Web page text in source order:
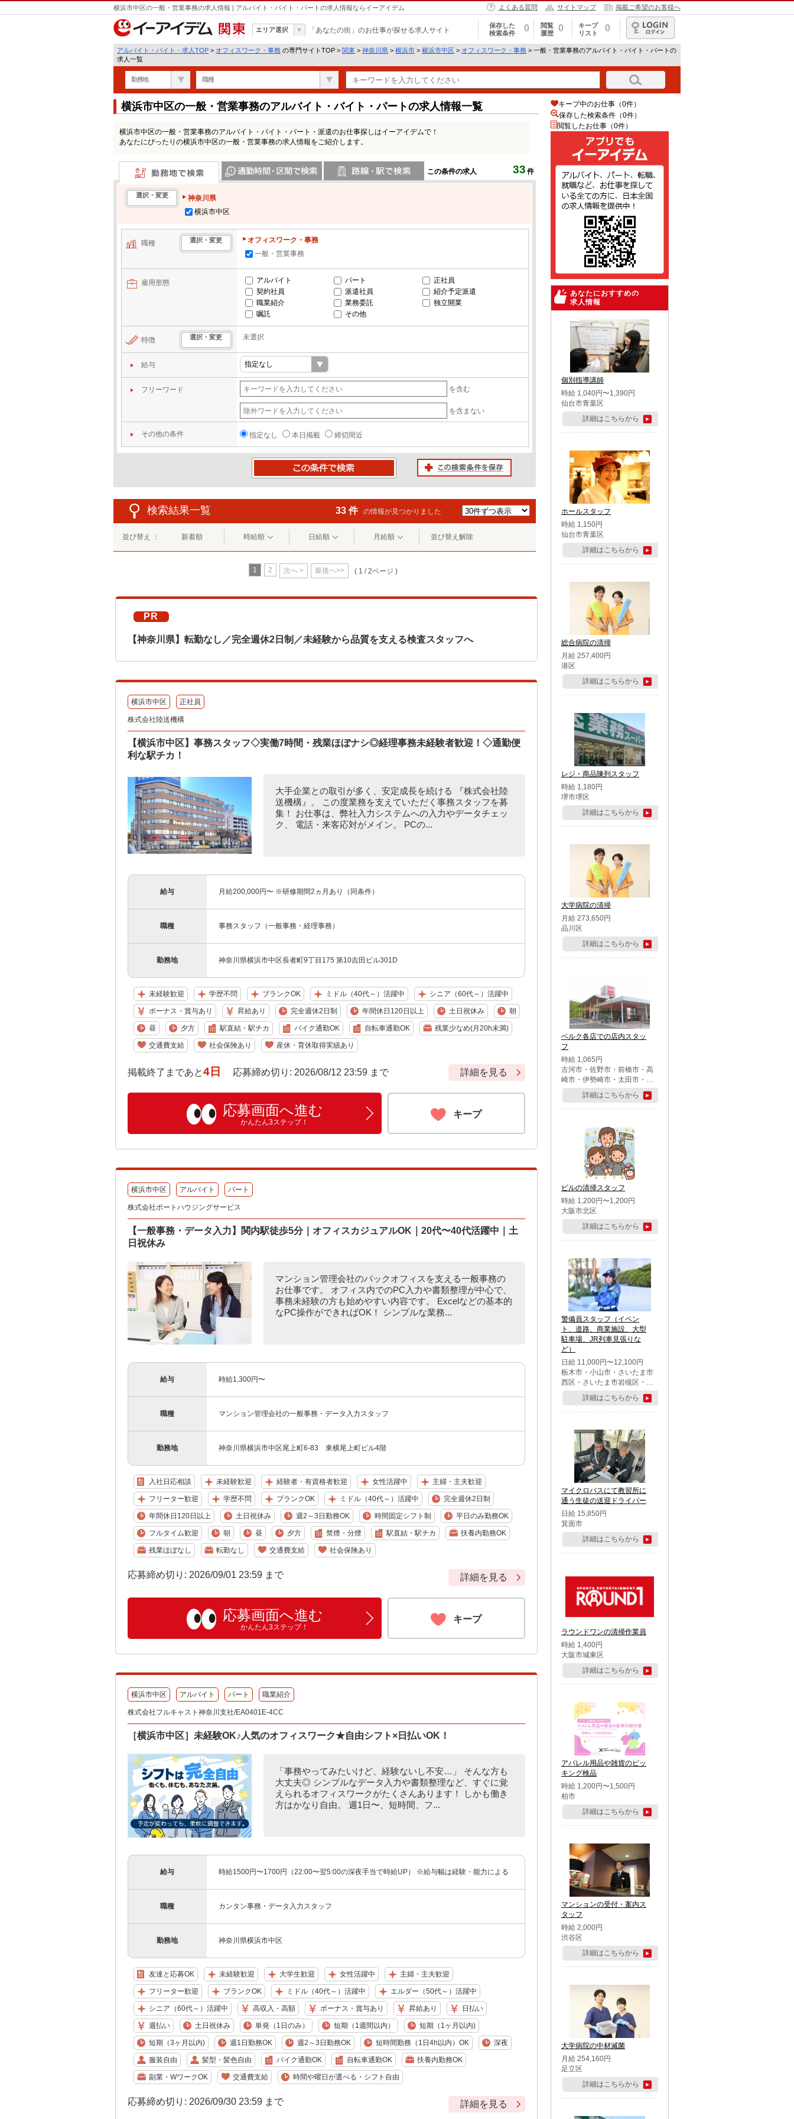
横浜市中区の一般・営業事務の求人情報 | アルバイト・バイト・パートの求人情報ならイーアイデム よくある質問 サイトマップ 掲載ご希望のお客様へ
関東
エリア選択 「あなたの街」のお仕事が探せる求人サイト
保存した
検索条件
0
閲覧
履歴
0
キープ
リスト
0
ログイン
アルバイト・バイト・求人TOP > オフィスワーク・事務 の専門サイトTOP > 関東 > 神奈川県 > 横浜市 > 横浜市中区 > オフィスワーク・事務 > 一般・営業事務のアルバイト・バイト・パートの
求人一覧
勤務地 職種
横浜市中区の一般・営業事務のアルバイト・バイト・パートの求人情報一覧
横浜市中区の一般・営業事務のアルバイト・バイト・パート・派遣のお仕事探しはイーアイデムで！
あなたにぴったりの横浜市中区の一般・営業事務の求人情報をご紹介します。
この条件の求人 33 件
勤務地で検索
選択・変更
神奈川県
横浜市中区
職種 選択・変更
オフィスワーク・事務
一般・営業事務
雇用形態 アルバイト パート
正社員
契約社員
派遣社員
紹介予定派遣
職業紹介
業務委託
独立開業
嘱託
その他
特徴 選択・変更 未選択
給与
フリーワード を含む
を含まない
その他の条件 指定なし 本日掲載 締切間近
検索結果一覧 33 件 の情報が見つかりました
並び替え ： 新着順 時給順 日給順 月給順 並び替え解除
1 2 次へ > 最後へ>> ( 1 / 2ページ )
PR
【神奈川県】転勤なし／完全週休2日制／未経験から品質を支える検査スタッフへ
横浜市中区 正社員
株式会社陸送機構
【横浜市中区】事務スタッフ◇実働7時間・残業ほぼナシ◎経理事務未経験者歓迎！◇通勤便
利な駅チカ！
大手企業との取引が多く、安定成長を続ける 『株式会社陸
送機構』。 この度業務を支えていただく事務スタッフを募
集！ お仕事は、弊社入力システムへの入力やデータチェッ
ク、 電話・来客応対がメイン。 PCの...
給与 月給200,000円〜 ※研修期間2ヵ月あり（同条件）
職種 事務スタッフ（一般事務・経理事務）
勤務地 神奈川県横浜市中区長者町9丁目175 第10吉田ビル301D
未経験歓迎 学歴不問 ブランクOK ミドル（40代～）活躍中 シニア（60代～）活躍中
ボーナス・賞与あり 昇給あり 完全週休2日制 年間休日120日以上 土日祝休み 朝
昼 夕方 駅直結・駅チカ バイク通勤OK 自転車通勤OK 残業少なめ(月20h未満)
交通費支給 社会保険あり 産休・育休取得実績あり
掲載終了まであと4日 応募締め切り: 2026/08/12 23:59 まで 詳細を見る
応募画面へ進む
かんたん3ステップ！
キープ
横浜市中区 アルバイト パート
株式会社ポートハウジングサービス
【一般事務・データ入力】関内駅徒歩5分｜オフィスカジュアルOK｜20代〜40代活躍中｜土
日祝休み
マンション管理会社のバックオフィスを支える一般事務の
お仕事です。 オフィス内でのPC入力や書類整理が中心で、
事務未経験の方も始めやすい内容です。 Excelなどの基本的
なPC操作ができればOK！ シンプルな業務...
給与 時給1,300円〜
職種 マンション管理会社の一般事務・データ入力スタッフ
勤務地 神奈川県横浜市中区尾上町6-83 東横尾上町ビル4階
入社日応相談 未経験歓迎 経験者・有資格者歓迎 女性活躍中 主婦・主夫歓迎
フリーター歓迎 学歴不問 ブランクOK ミドル（40代～）活躍中 完全週休2日制
年間休日120日以上 土日祝休み 週2～3日勤務OK 時間固定シフト制 平日のみ勤務OK
フルタイム歓迎 朝 昼 夕方 禁煙・分煙 駅直結・駅チカ 扶養内勤務OK
残業ほぼなし 転勤なし 交通費支給 社会保険あり
応募締め切り: 2026/09/01 23:59 まで 詳細を見る
応募画面へ進む
かんたん3ステップ！
キープ
横浜市中区 アルバイト パート 職業紹介
株式会社フルキャスト神奈川支社/EA0401E-4CC
［横浜市中区］未経験OK♪人気のオフィスワーク★自由シフト×日払いOK！
「事務やってみたいけど、経験ないし不安…」 そんな方も
大丈夫◎ シンプルなデータ入力や書類整理など、すぐに覚
えられるオフィスワークがたくさんあります！ しかも働き
方はかなり自由。 週1日〜、短時間、フ...
給与 時給1500円〜1700円（22:00〜翌5:00の深夜手当で時給UP） ※給与幅は経験・能力による
職種 カンタン事務・データ入力スタッフ
勤務地 神奈川県横浜市中区
友達と応募OK 未経験歓迎 大学生歓迎 女性活躍中 主婦・主夫歓迎
フリーター歓迎 ブランクOK ミドル（40代～）活躍中 エルダー（50代～）活躍中
シニア（60代～）活躍中 高収入・高額 ボーナス・賞与あり 昇給あり 日払い
週払い 土日祝休み 単発（1日のみ） 短期（1週間以内） 短期（1ヶ月以内)
短期（3ヶ月以内) 週1日勤務OK 週2～3日勤務OK 短時間勤務（1日4h以内）OK 深夜
服装自由 髪型・髪色自由 バイク通勤OK 自転車通勤OK 扶養内勤務OK
副業・WワークOK 交通費支給 時間や曜日が選べる・シフト自由
応募締め切り: 2026/09/30 23:59 まで 詳細を見る
キープ中のお仕事（0件）
保存した検索条件（0件）
閲覧したお仕事（0件）
あなたにおすすめの
求人情報
個別指導講師
時給 1,040円〜1,390円
仙台市青葉区
詳細はこちらから
ホールスタッフ
時給 1,150円
仙台市青葉区
詳細はこちらから
総合病院の清掃
月給 257,400円
港区
詳細はこちらから
レジ・商品陳列スタッフ
時給 1,180円
堺市堺区
詳細はこちらから
大学病院の清掃
月給 273,650円
品川区
詳細はこちらから
ベルク各店での店内スタッ
フ
時給 1,065円
古河市・佐野市・前橋市・高
崎市・伊勢崎市・太田市・館
林市・藤岡市・大泉町・さい
たま市北区・川越市・熊谷
市・行田市・秩父市・所沢
市・鶴ケ島市・千葉市中央
区・市川市・松戸市・習志野
市・柏市・流山市・八千代
市・足立区・江戸川区・八王
子市・町田市
詳細はこちらから
ビルの清掃スタッフ
時給 1,200円〜1,200円
大阪市北区
詳細はこちらから
警備員スタッフ（イベン
ト、道路、商業施設、大型
駐車場、JR列車見張りな
ど）
日給 11,000円〜12,100円
栃木市・小山市・さいたま市
西区・さいたま市岩槻区・久
喜市・蓮田市
詳細はこちらから
マイクロバスにて教習所に
通う生徒の送迎ドライバー
日給 15,850円
箕面市
詳細はこちらから
ラウンドワンの清掃作業員
時給 1,400円
大阪市城東区
詳細はこちらから
アパレル用品や雑貨のピッ
キング検品
時給 1,200円〜1,500円
柏市
詳細はこちらから
マンションの受付・案内ス
タッフ
時給 2,000円
渋谷区
詳細はこちらから
大学病院の中材滅菌
月給 254,160円
足立区
詳細はこちらから